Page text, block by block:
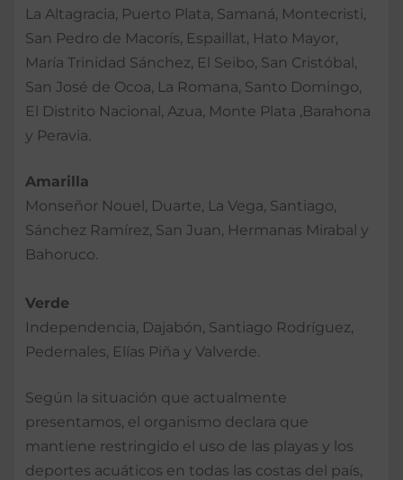
La Altagracia, Puerto Plata, Samaná, Montecristi,
San Pedro de Macorís, Espaillat, Hato Mayor,
María Trinidad Sánchez, El Seibo, San Cristóbal,
San José de Ocoa, La Romana, Santo Domingo,
El Distrito Nacional, Azua, Monte Plata ,Barahona
y Peravia.
Amarilla
Monseñor Nouel, Duarte, La Vega, Santiago,
Sánchez Ramírez, San Juan, Hermanas Mirabal y
Bahoruco.
Verde
Independencia, Dajabón, Santiago Rodríguez,
Pedernales, Elías Piña y Valverde.
Según la situación que actualmente
presentamos, el organismo declara que
mantiene restringido el uso de las playas y los
deportes acuáticos en todas las costas del país,